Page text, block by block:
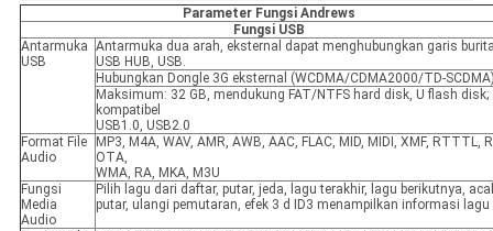
Parameter Fungsi Andrews
Fungsi USB
Antarmuka
USB
Antarmuka dua arah, eksternal dapat menghubungkan garis
USB HUB, USB.
Hubungkan Dongle 3G eksternal (WCDMA/CDMA2000/TD-
Maksimum: 32 GB, mendukung FAT/NTFS hard disk, U flash disk;
kompatibel
USB1.0, USB2.0
Format File
Audio
MP3, M4A, WAV, AMR, AWB, AAC, FLAC, MID, MIDI, XMF, RTTTL,
OTA,
WMA, RA, MKA, M3U
Fungsi
Media
Audio
Pilih lagu dari daftar, putar, jeda, lagu terakhir, lagu berikutnya,
putar, ulangi pemutaran, efek 3 d ID3 menampilkan informasi lagu